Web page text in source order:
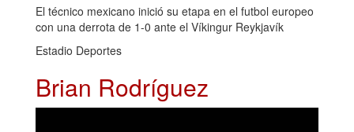
El técnico mexicano inició su etapa en el futbol europeo
con una derrota de 1-0 ante el Víkingur Reykjavík
Estadio Deportes
Brian Rodríguez